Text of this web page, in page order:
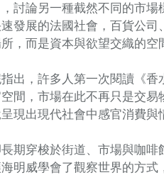
討論另一種截然不同的市
發展的法國社會，百貨公
，而是資本與欲望交織的空
出，許多人第一次閱讀《
間，市場在此不再只是交
現出現代社會中感官消費與
期穿梭於街道、市場與咖
明威學會了觀察世界的方